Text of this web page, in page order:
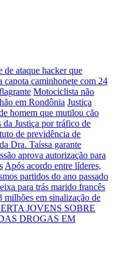
ataque hacker que
capota caminhonete com 24
Motociclista não
em Rondônia Justiça
homem que mutilou cão
da Justiça por tráfico de
de previdência de
Dra. Taíssa garante
aprova autorização para
Após acordo entre líderes,
partidos do ano passado
para trás marido francês
em sinalização de
JOVENS SOBRE
DROGAS EM